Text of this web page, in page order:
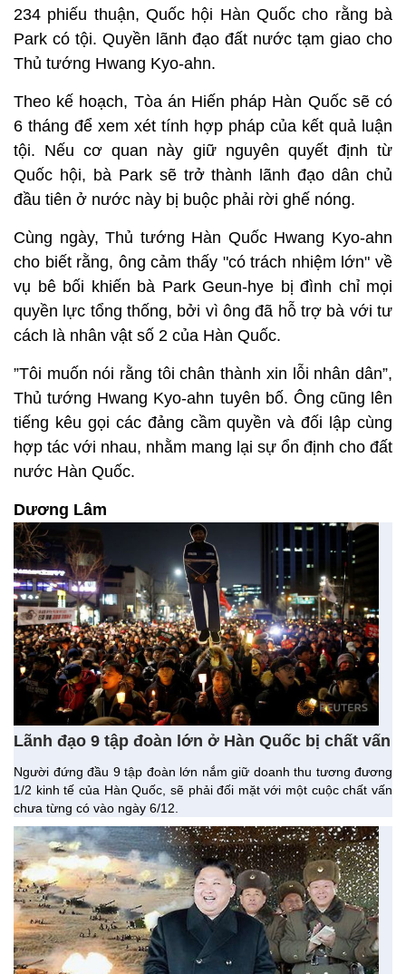
234 phiếu thuận, Quốc hội Hàn Quốc cho rằng bà
Park có tội. Quyền lãnh đạo đất nước tạm giao cho
Thủ tướng Hwang Kyo-ahn.
Theo kế hoạch, Tòa án Hiến pháp Hàn Quốc sẽ có
6 tháng để xem xét tính hợp pháp của kết quả luận
tội. Nếu cơ quan này giữ nguyên quyết định từ
Quốc hội, bà Park sẽ trở thành lãnh đạo dân chủ
đầu tiên ở nước này bị buộc phải rời ghế nóng.
Cùng ngày, Thủ tướng Hàn Quốc Hwang Kyo-ahn
cho biết rằng, ông cảm thấy "có trách nhiệm lớn" về
vụ bê bối khiến bà Park Geun-hye bị đình chỉ mọi
quyền lực tổng thống, bởi vì ông đã hỗ trợ bà với tư
cách là nhân vật số 2 của Hàn Quốc.
”Tôi muốn nói rằng tôi chân thành xin lỗi nhân dân”,
Thủ tướng Hwang Kyo-ahn tuyên bố. Ông cũng lên
tiếng kêu gọi các đảng cầm quyền và đối lập cùng
hợp tác với nhau, nhằm mang lại sự ổn định cho đất
nước Hàn Quốc.
Dương Lâm
Lãnh đạo 9 tập đoàn lớn ​ở Hàn Quốc bị chất vấn
Người đứng đầu 9 tập đoàn lớn nắm giữ doanh thu tương đương
1/2 kinh tế của Hàn Quốc, sẽ phải đối mặt với một cuộc chất vấn
chưa từng có vào ngày 6/12.